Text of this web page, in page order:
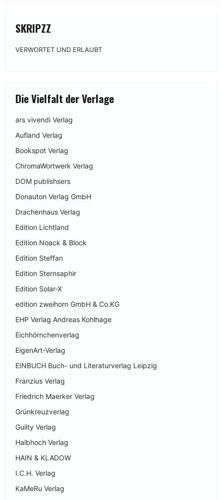
SKRIPZZ
VERWORTET UND ERLAUBT
Die Vielfalt der Verlage
ars vivendi Verlag
Aufland Verlag
Bookspot Verlag
ChromaWortwerk Verlag
DOM publishsers
Donauton Verlag GmbH
Drachenhaus Verlag
Edition Lichtland
Edition Noack & Block
Edition Steffan
Edition Sternsaphir
Edition Solar-X
edition zweihorn GmbH & Co.KG
EHP Verlag Andreas Kohlhage
Eichhörnchenverlag
EigenArt-Verlag
EINBUCH Buch- und Literaturverlag Leipzig
Franzius Verlag
Friedrich Maerker Verlag
Grünkreuzverlag
Guilty Verlag
Halbhoch Verlag
HAIN & KLADOW
I.C.H. Verlag
KaMeRu Verlag